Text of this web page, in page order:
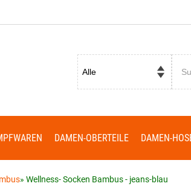
Passwort vergessen?
DAMEN-OBERTEILE DAMEN-
» Wellness- Socken Bambus - jeans-blau